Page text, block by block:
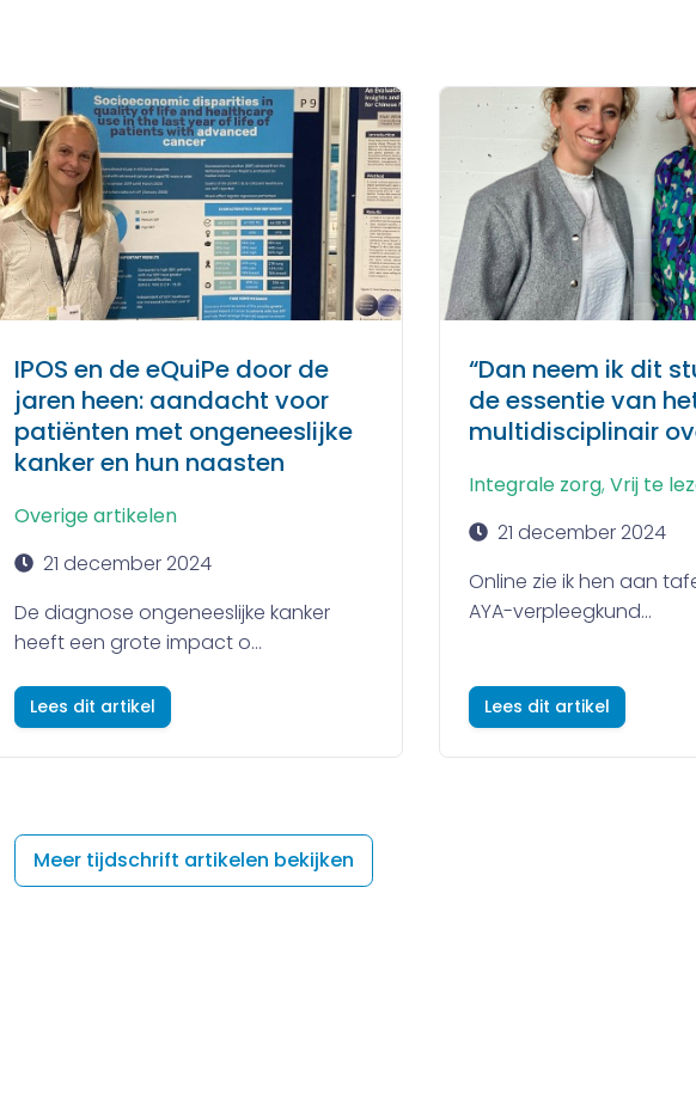
IPOS en de eQuiPe door de
jaren heen: aandacht voor
patiënten met ongeneeslijke
kanker en hun naasten
Overige artikelen
21 december 2024
De diagnose ongeneeslijke kanker
heeft een grote impact o...
Lees dit artikel
“Dan neem ik dit
de essentie van
multidisciplinair
Integrale zorg, Vrij te
21 december 2024
Online zie ik hen aan
AYA-verpleegkund...
Lees dit artikel
Meer tijdschrift artikelen bekijken